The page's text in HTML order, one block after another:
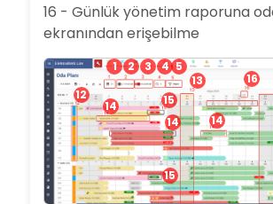
16 - Günlük yönetim raporuna
ekranından erişebilme
1 2 3 4 5
12
13
14 14
14
15
15
16